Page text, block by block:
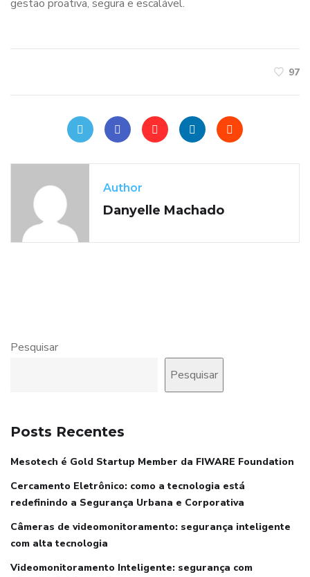
gestão proativa, segura e escalável.
97
Author
Danyelle Machado
Pesquisar
Pesquisar
Posts Recentes
Mesotech é Gold Startup Member da FIWARE Foundation
Cercamento Eletrônico: como a tecnologia está
redefinindo a Segurança Urbana e Corporativa
Câmeras de videomonitoramento: segurança inteligente
com alta tecnologia
Videomonitoramento Inteligente: segurança com